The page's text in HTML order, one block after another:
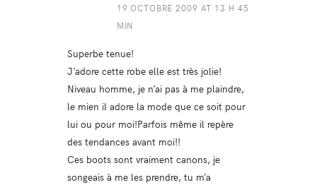
19 OCTOBRE 2009 AT 13 H 45
MIN
Superbe tenue!
J’adore cette robe elle est très jolie!
Niveau homme, je n’ai pas à me plaindre,
le mien il adore la mode que ce soit pour
lui ou pour moi!Parfois même il repère
des tendances avant moi!!
Ces boots sont vraiment canons, je
songeais à me les prendre, tu m’a